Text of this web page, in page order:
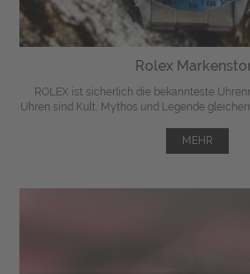
Rolex
ROLEX ist sicherlich die bekannteste
Uhren sind Kult, Mythos und Legende
MEHR